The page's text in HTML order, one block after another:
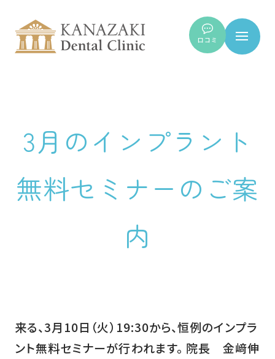
口コミ
3月のインプラント
無料セミナーのご案
内
来る、3月10日（火）19:30から、恒例のインプラ
ント無料セミナーが行われます。 院長 金﨑伸